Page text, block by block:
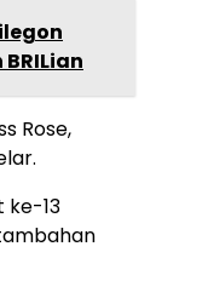
Rose,
ke-13